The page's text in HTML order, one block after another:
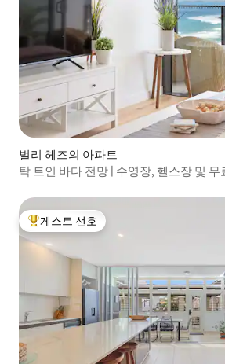
벌리 헤즈의 아파트
탁 트인 바다 전망 | 수영장, 헬스장 및 무
상위 게스트 선호
게스트 선호